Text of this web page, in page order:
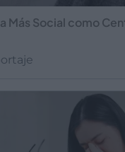
Más Social como